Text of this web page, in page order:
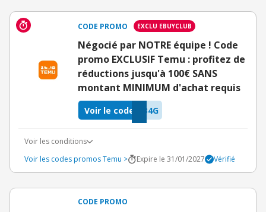
CODE PROMO EXCLU EBUYCLUB
Négocié par NOTRE équipe ! Code
promo EXCLUSIF Temu : profitez de
réductions jusqu'à 100€ SANS
montant MINIMUM d'achat requis
B4G
Voir le code
Voir les conditions
Voir les codes promos Temu >
Expire le 31/01/2027 Vérifié
CODE PROMO